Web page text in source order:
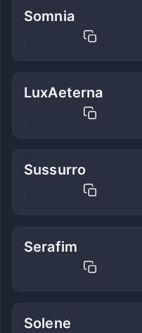
Somnia
LuxAeterna
Sussurro
Serafim
Solene